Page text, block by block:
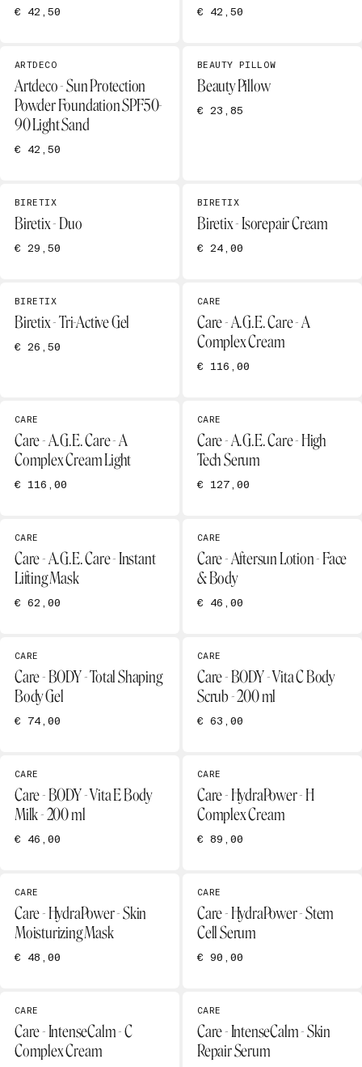
€ 42,50 € 42,50
ARTDECO
Artdeco - Sun Protection
Powder Foundation SPF50-
90 Light Sand
€ 42,50
BEAUTY PILLOW
Beauty Pillow
€ 23,85
BIRETIX
Biretix - Duo
€ 29,50
BIRETIX
Biretix - Isorepair Cream
€ 24,00
BIRETIX
Biretix - Tri-Active Gel
€ 26,50
CARE
Care - A.G.E. Care - A
Complex Cream
€ 116,00
CARE
Care - A.G.E. Care - A
Complex Cream Light
€ 116,00
CARE
Care - A.G.E. Care - High
Tech Serum
€ 127,00
CARE
Care - A.G.E. Care - Instant
Lifting Mask
€ 62,00
CARE
Care - Aftersun Lotion - Face
& Body
€ 46,00
CARE
Care - BODY - Total Shaping
Body Gel
€ 74,00
CARE
Care - BODY - Vita C Body
Scrub - 200 ml
€ 63,00
CARE
Care - BODY - Vita E Body
Milk - 200 ml
€ 46,00
CARE
Care - HydraPower - H
Complex Cream
€ 89,00
CARE
Care - HydraPower - Skin
Moisturizing Mask
€ 48,00
CARE
Care - HydraPower - Stem
Cell Serum
€ 90,00
CARE
Care - IntenseCalm - C
Complex Cream
CARE
Care - IntenseCalm - Skin
Repair Serum